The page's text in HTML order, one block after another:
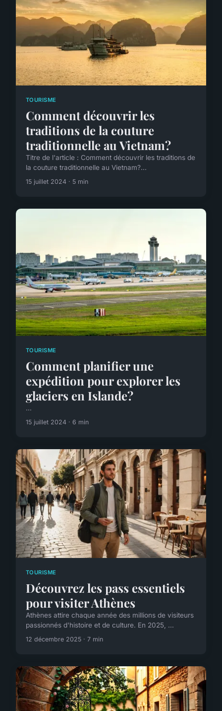
TOURISME
Comment découvrir les
traditions de la couture
traditionnelle au Vietnam?
Titre de l'article : Comment découvrir les traditions de
la couture traditionnelle au Vietnam?...
15 juillet 2024 · 5 min
TOURISME
Comment planifier une
expédition pour explorer les
glaciers en Islande?
...
15 juillet 2024 · 6 min
TOURISME
Découvrez les pass essentiels
pour visiter Athènes
Athènes attire chaque année des millions de visiteurs
passionnés d'histoire et de culture. En 2025, ...
12 décembre 2025 · 7 min